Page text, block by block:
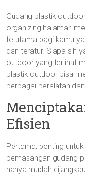
Gudang plastik
organizing halaman
terutama bagi kamu
dan teratur. Siapa sih
outdoor yang terlihat
plastik outdoor bisa
berbagai peralatan
Efisien
Pertama, penting
pemasangan gudang
hanya mudah